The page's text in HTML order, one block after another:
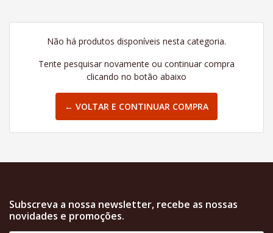
Não há produtos disponíveis nesta categoria.
Tente pesquisar novamente ou continuar compra
clicando no botão abaixo
← VOLTAR E CONTINUAR COMPRA
Subscreva a nossa newsletter, recebe as nossas
novidades e promoções.